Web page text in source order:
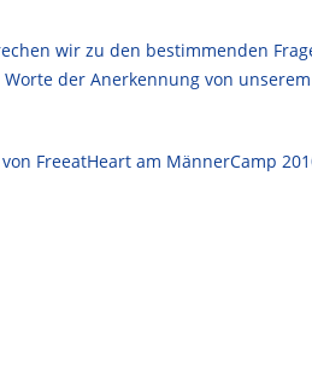
wir zu den bestimmenden
der Anerkennung von
FreeatHeart am MännerCamp